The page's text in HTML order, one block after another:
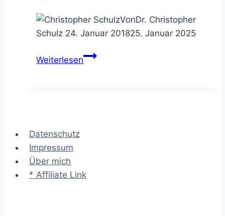
VonDr. Christopher
Schulz 24. Januar 201825. Januar 2025
WeiterlesenDie
Datenschutz
Impressum
Über mich
* Affiliate Link